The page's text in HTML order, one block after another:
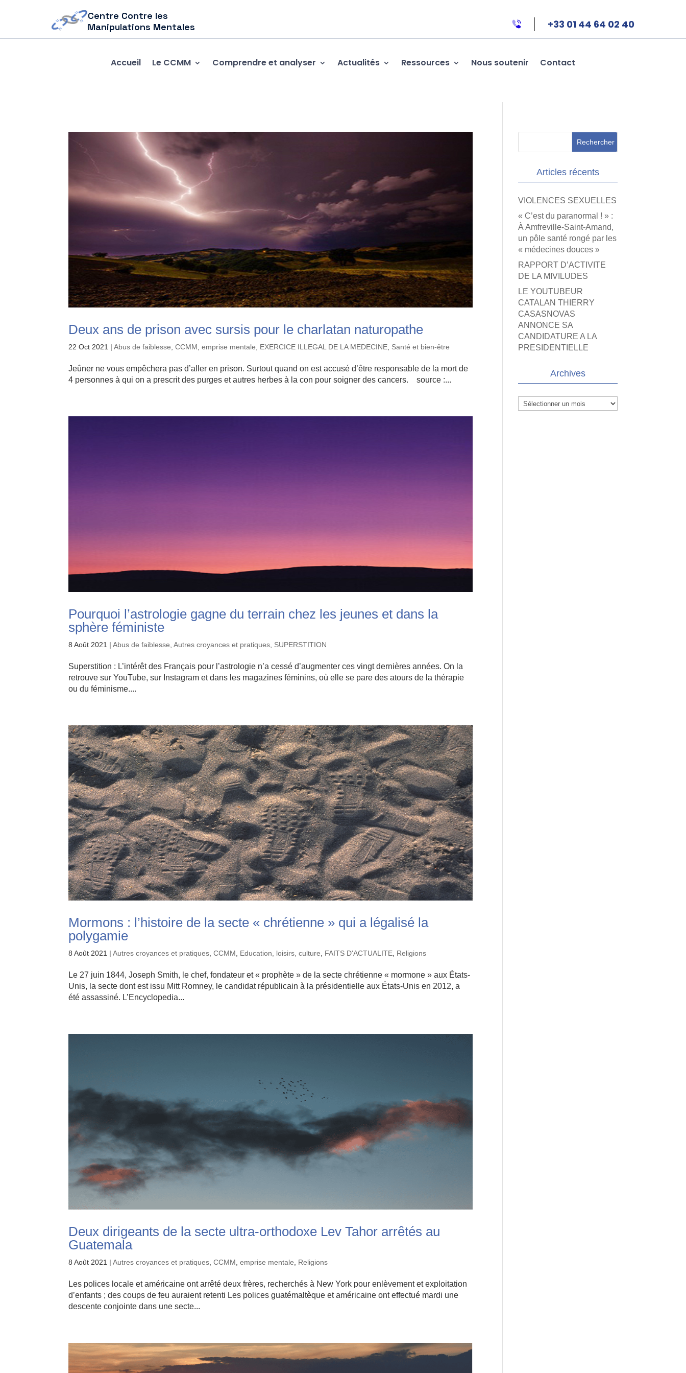
Centre Contre les
Manipulations Mentales
+33 01 44 64 02 40
Accueil Le CCMM Comprendre et analyser Actualités Ressources Nous soutenir Contact
Deux ans de prison avec sursis pour le charlatan naturopathe
22 Oct 2021 |Abus de faiblesse ,CCMM ,emprise mentale EXERCICE ILLEGAL DE LA MEDECINE Santé et bien-être
Jeûner ne vous empêchera pas d’aller en prison. Surtout quand on est accusé d’être responsable de la mort de
4 personnes à qui on a prescrit des purges et autres herbes à la con pour soigner des cancers. source :...
Pourquoi l’astrologie gagne du terrain chez les jeunes et dans la
sphère féministe
8 Août 2021 |Abus de faiblesse ,Autres croyances et pratiques SUPERSTITION
Superstition : L’intérêt des Français pour l’astrologie n’a cessé d’augmenter ces vingt dernières années. On la
retrouve sur YouTube, sur Instagram et dans les magazines féminins, où elle se pare des atours de la thérapie
ou du féminisme....
Mormons : l’histoire de la secte « chrétienne » qui a légalisé la
polygamie
8 Août 2021 |Autres croyances et pratiques,CCMM, Education, loisirs, culture, FAITS D'ACTUALITE, Religions
Le 27 juin 1844, Joseph Smith, le chef, fondateur et « prophète » de la secte chrétienne « mormone » aux États-
Unis, la secte dont est issu Mitt Romney, le candidat républicain à la présidentielle aux États-Unis en 2012, a
été assassiné. L’Encyclopedia...
Deux dirigeants de la secte ultra-orthodoxe Lev Tahor arrêtés au
Guatemala
8 Août 2021 |Autres croyances et pratiques,CCMM,emprise mentale, Religions
Les polices locale et américaine ont arrêté deux frères, recherchés à New York pour enlèvement et exploitation
d’enfants ; des coups de feu auraient retenti Les polices guatémaltèque et américaine ont effectué mardi une
descente conjointe dans une secte...
Articles récents
VIOLENCES SEXUELLES
« C’est du paranormal ! » :
À Amfreville-Saint-Amand,
un pôle santé rongé par les
« médecines douces »
RAPPORT D’ACTIVITE
DE LA MIVILUDES
LE YOUTUBEUR
CATALAN THIERRY
CASASNOVAS
ANNONCE SA
CANDIDATURE A LA
PRESIDENTIELLE
Archives
Archives